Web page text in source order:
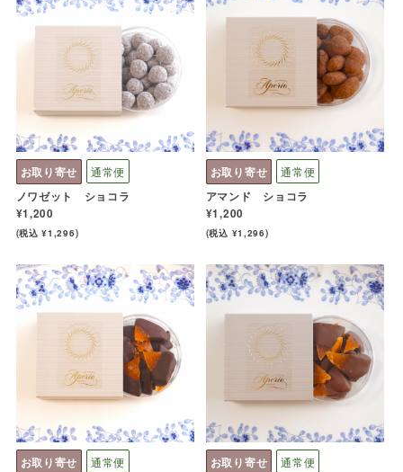
お取り寄せ 通常便
ノワゼット ショコラ
¥1,200
(税込 ¥1,296)
お取り寄せ 通常便
アマンド ショコラ
¥1,200
(税込 ¥1,296)
お取り寄せ 通常便 お取り寄せ 通常便